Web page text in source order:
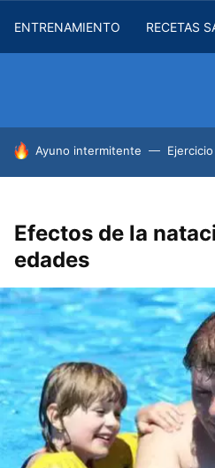
ENTRENAMIENTO RECETAS
HOY SE HABLA DE
Ayuno intermitente Ejercicio
Efectos de la
edades